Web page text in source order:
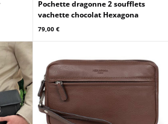
Pochette dragonne 2 soufflets
vachette chocolat Hexagona
79,00 €